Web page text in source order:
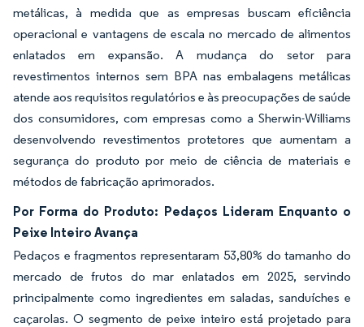
metálicas, à medida que as empresas buscam eficiência
operacional e vantagens de escala no mercado de alimentos
enlatados em expansão. A mudança do setor para
revestimentos internos sem BPA nas embalagens metálicas
atende aos requisitos regulatórios e às preocupações de saúde
dos consumidores, com empresas como a Sherwin-Williams
desenvolvendo revestimentos protetores que aumentam a
segurança do produto por meio de ciência de materiais e
métodos de fabricação aprimorados.
Por Forma do Produto: Pedaços Lideram Enquanto o
Peixe Inteiro Avança
Pedaços e fragmentos representaram 53,80% do tamanho do
mercado de frutos do mar enlatados em 2025, servindo
principalmente como ingredientes em saladas, sanduíches e
caçarolas. O segmento de peixe inteiro está projetado para